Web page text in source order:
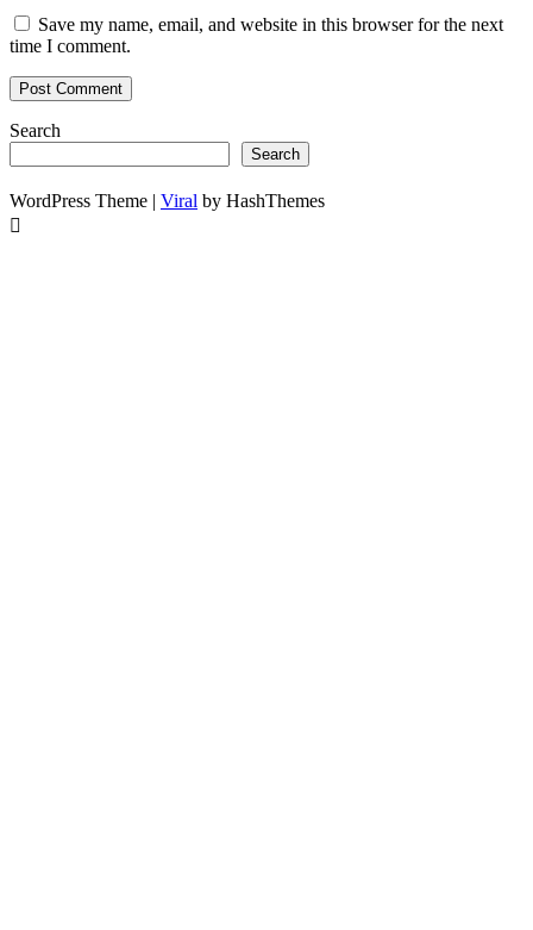
Save my name, email, and website in this browser for the next
time I comment.
Search
Search
WordPress Theme | Viral by HashThemes